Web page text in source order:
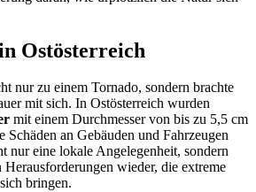
Ostösterreich
nur zu einem Tornado, sondern brachte
mit sich. In Ostösterreich wurden
mit einem Durchmesser von bis zu 5,5 cm
Schäden an Gebäuden und Fahrzeugen
nur eine lokale Angelegenheit, sondern
Herausforderungen wieder, die extreme
bringen.